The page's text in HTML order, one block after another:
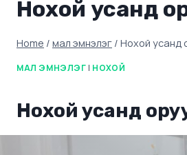
Нохой усанд
Home / мал эмнэлэг / Нохой усанд
МАЛ ЭМНЭЛЭГ | НОХОЙ
Нохой усанд